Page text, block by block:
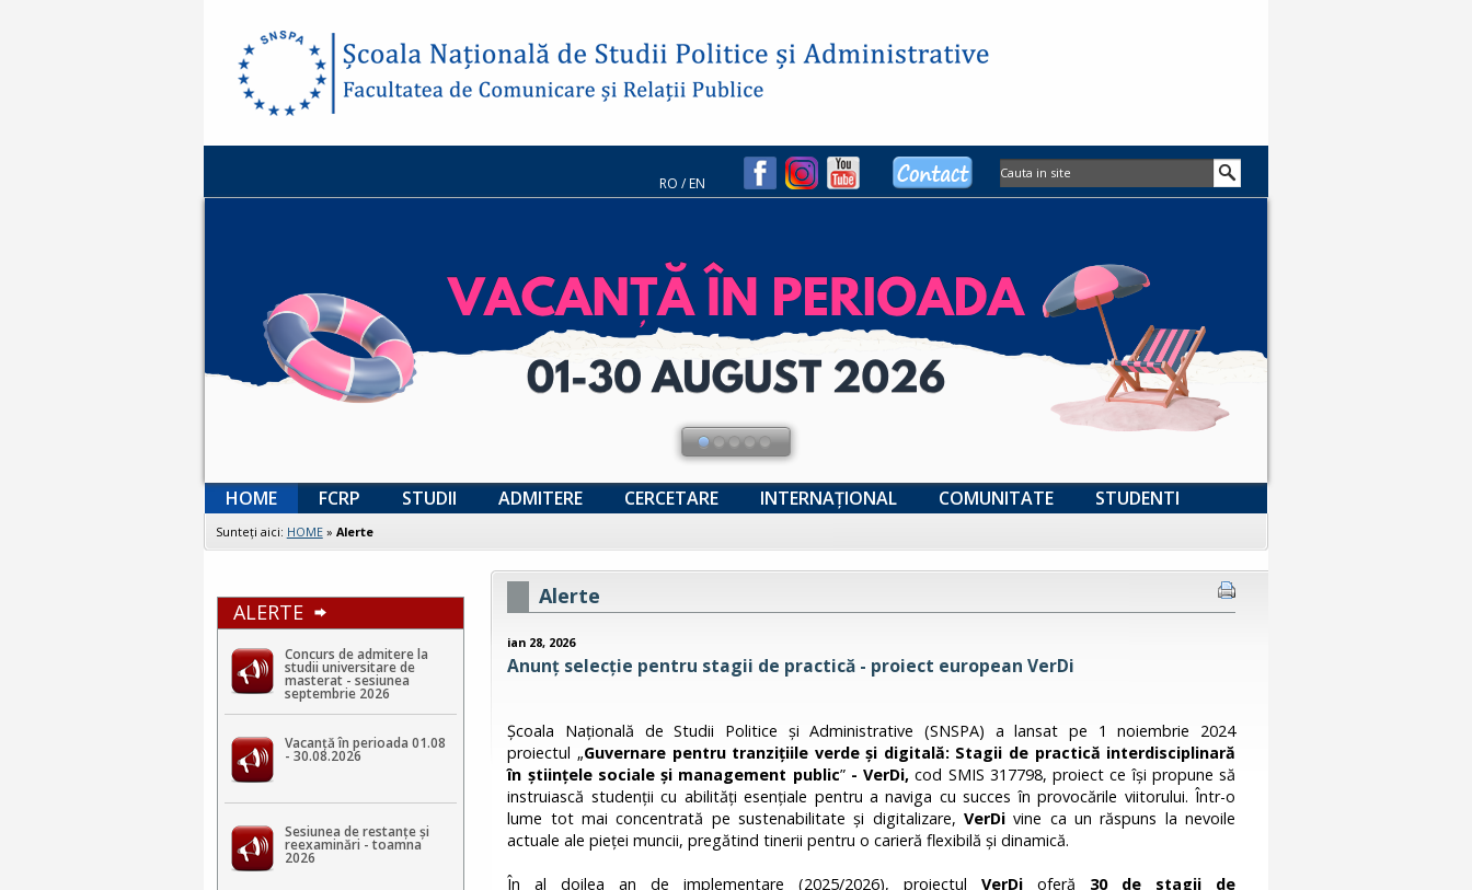
RO /EN
HOME FCRP STUDII ADMITERE CERCETARE INTERNAȚIONAL COMUNITATE STUDENTI
Sunteţi aici: HOME» Alerte
ALERTE
Concurs de admitere la
studii universitare de
masterat - sesiunea
septembrie 2026
Vacanță în perioada 01.08
- 30.08.2026
Sesiunea de restanțe și
reexaminări - toamna
2026
Alerte
ian 28, 2026
Anunț selecție pentru stagii de practică - proiect european VerDi
Școala Națională de Studii Politice și Administrative (SNSPA) a lansat pe 1 noiembrie 2024
proiectul „Guvernare pentru tranzițiile verde și digitală: Stagii de practică interdisciplinară
în științele sociale și management public” - VerDi, cod SMIS 317798, proiect ce își propune să
instruiască studenții cu abilități esențiale pentru a naviga cu succes în provocările viitorului. Într-o
lume tot mai concentrată pe sustenabilitate și digitalizare,VerDi vine ca un răspuns la nevoile
actuale ale pieței muncii, pregătind tinerii pentru o carieră flexibilă și dinamică.
În al doilea an de implementare (2025/2026), proiectulVerDi oferă 30 de stagii de